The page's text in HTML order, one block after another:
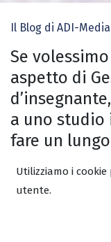
Il Blog di ADI-Media
Se
aspetto di
a uno studio
fare un
ognuna
un’analisi
Utilizziamo i
utente.